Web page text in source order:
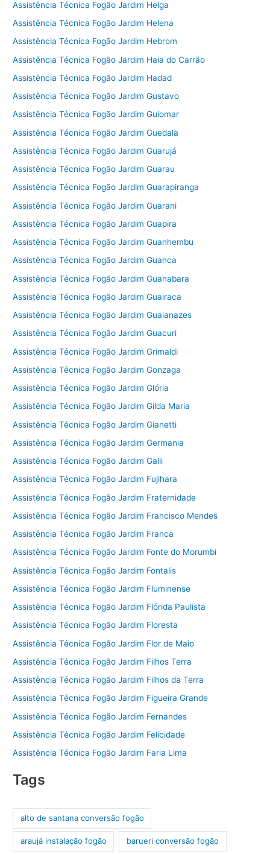
Assistência Técnica Fogão Jardim Helga
Assistência Técnica Fogão Jardim Helena
Assistência Técnica Fogão Jardim Hebrom
Assistência Técnica Fogão Jardim Haia do Carrão
Assistência Técnica Fogão Jardim Hadad
Assistência Técnica Fogão Jardim Gustavo
Assistência Técnica Fogão Jardim Guiomar
Assistência Técnica Fogão Jardim Guedala
Assistência Técnica Fogão Jardim Guarujá
Assistência Técnica Fogão Jardim Guarau
Assistência Técnica Fogão Jardim Guarapiranga
Assistência Técnica Fogão Jardim Guarani
Assistência Técnica Fogão Jardim Guapira
Assistência Técnica Fogão Jardim Guanhembu
Assistência Técnica Fogão Jardim Guanca
Assistência Técnica Fogão Jardim Guanabara
Assistência Técnica Fogão Jardim Guairaca
Assistência Técnica Fogão Jardim Guaianazes
Assistência Técnica Fogão Jardim Guacuri
Assistência Técnica Fogão Jardim Grimaldi
Assistência Técnica Fogão Jardim Gonzaga
Assistência Técnica Fogão Jardim Glória
Assistência Técnica Fogão Jardim Gilda Maria
Assistência Técnica Fogão Jardim Gianetti
Assistência Técnica Fogão Jardim Germania
Assistência Técnica Fogão Jardim Galli
Assistência Técnica Fogão Jardim Fujihara
Assistência Técnica Fogão Jardim Fraternidade
Assistência Técnica Fogão Jardim Francisco Mendes
Assistência Técnica Fogão Jardim Franca
Assistência Técnica Fogão Jardim Fonte do Morumbi
Assistência Técnica Fogão Jardim Fontalis
Assistência Técnica Fogão Jardim Fluminense
Assistência Técnica Fogão Jardim Flórida Paulista
Assistência Técnica Fogão Jardim Floresta
Assistência Técnica Fogão Jardim Flor de Maio
Assistência Técnica Fogão Jardim Filhos Terra
Assistência Técnica Fogão Jardim Filhos da Terra
Assistência Técnica Fogão Jardim Figueira Grande
Assistência Técnica Fogão Jardim Fernandes
Assistência Técnica Fogão Jardim Felicidade
Assistência Técnica Fogão Jardim Faria Lima
Tags
alto de santana conversão fogão
araujá instalação fogão barueri conversão fogão